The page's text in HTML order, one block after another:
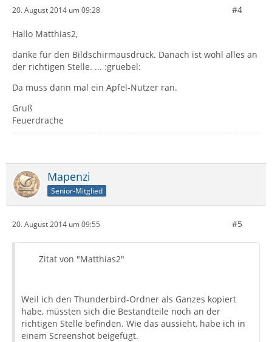
20. August 2014 um 09:28 #4
Hallo Matthias2,
danke für den Bildschirmausdruck. Danach ist wohl alles an
der richtigen Stelle. ... :gruebel:
Da muss dann mal ein Apfel-Nutzer ran.
Gruß
Feuerdrache
Mapenzi
Senior-Mitglied
20. August 2014 um 09:55 #5
Zitat von "Matthias2"
Weil ich den Thunderbird-Ordner als Ganzes kopiert
habe, müssten sich die Bestandteile noch an der
richtigen Stelle befinden. Wie das aussieht, habe ich in
einem Screenshot beigefügt.